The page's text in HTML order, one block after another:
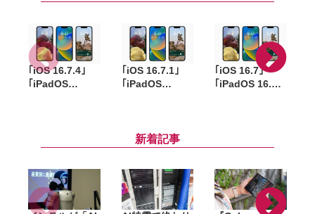
｢iOS 16.7.4｣
｢iPadOS
iPad Proなど対
｢iOS 16.7.1｣
｢iPadOS
やiPad Pro
(9.7-inch)など
｢iOS 16.7｣
｢iPadOS 16.7｣
新着記事